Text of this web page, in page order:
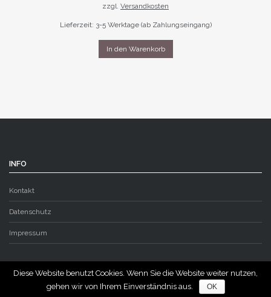
zzgl. Versandkosten
Lieferzeit: 3-5 Werktage (ab Zahlungseingang)
In den Warenkorb
INFO
Kontakt
Datenschutz
Impressum
Diese Website benutzt Cookies. Wenn Sie die Website weiter nutzen,
gehen wir von Ihrem Einverständnis aus.
OK